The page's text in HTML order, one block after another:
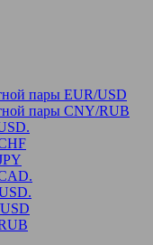
пары EUR/USD
пары CNY/RUB